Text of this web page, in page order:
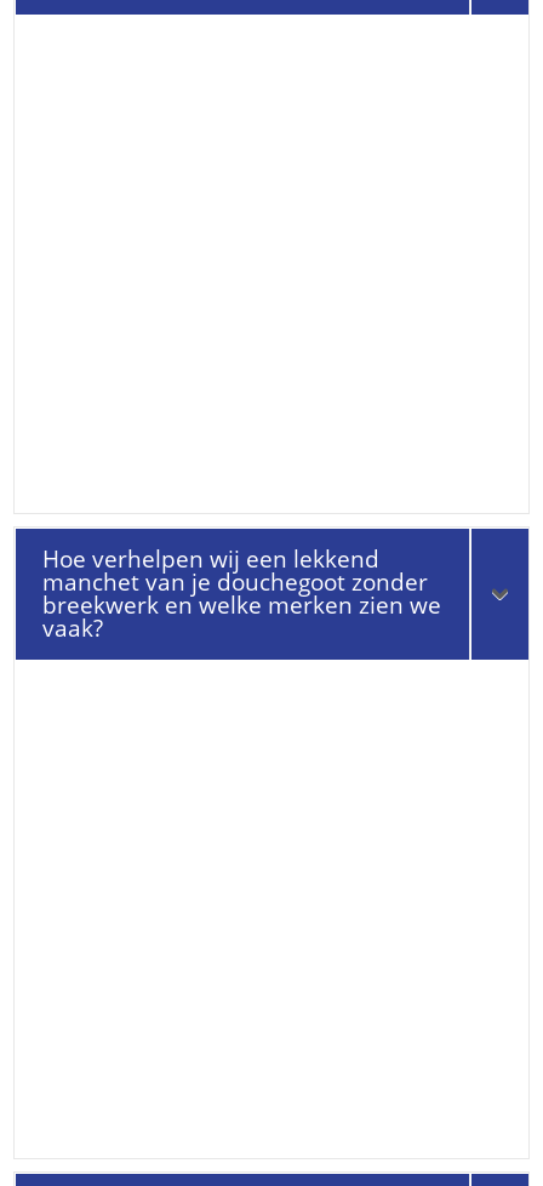
Hoe verhelpen wij een lekkend
manchet van je douchegoot zonder
breekwerk en welke merken zien we
vaak?